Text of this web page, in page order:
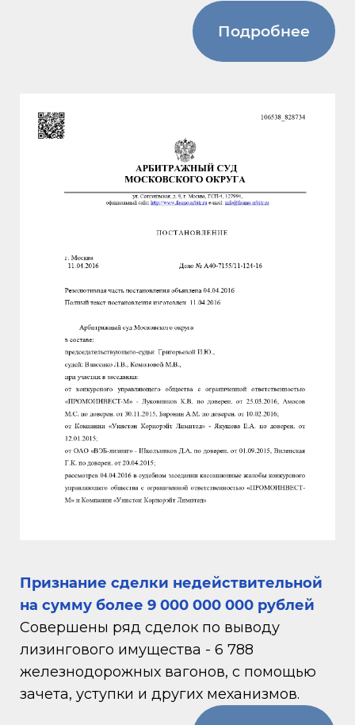
Подробнее
Признание сделки недействительной
на сумму более 9 000 000 000 рублей
Совершены ряд сделок по выводу
лизингового имущества - 6 788
железнодорожных вагонов, с помощью
зачета, уступки и других механизмов.